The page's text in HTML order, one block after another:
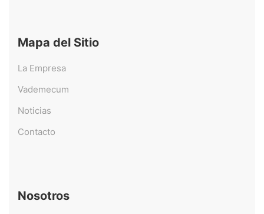
Mapa del Sitio
La Empresa
Vademecum
Noticias
Contacto
Nosotros